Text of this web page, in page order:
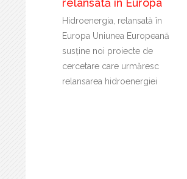
relansată în Europa
Hidroenergia, relansată în
Europa Uniunea Europeană
susține noi proiecte de
cercetare care urmăresc
relansarea hidroenergiei